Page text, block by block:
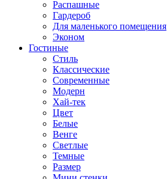
Распашные
Гардероб
Для маленького помещения
Эконом
Гостиные
Стиль
Классические
Современные
Модерн
Хай-тек
Цвет
Белые
Венге
Светлые
Темные
Размер